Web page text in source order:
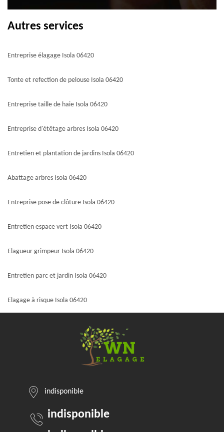
Autres services
Entreprise élagage Isola 06420
Tonte et refection de pelouse Isola 06420
Entreprise taille de haie Isola 06420
Entreprise d'étêtage arbres Isola 06420
Entretien et plantation de jardins Isola 06420
Abattage arbres Isola 06420
Entreprise pose de clôture Isola 06420
Entretien espace vert Isola 06420
Elagueur grimpeur Isola 06420
Entretien parc et jardin Isola 06420
Elagage à risque Isola 06420
indisponible
indisponible